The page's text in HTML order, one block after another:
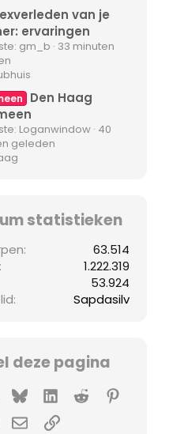
van je
ervaringen
gm_b 33 minuten
Den Haag
Loganwindow 40
geleden
statistieken
63.514
1.222.319
53.924
Sapdasilv
deze pagina
X (Twitter)
Bluesky LinkedInReddit
WhatsApp
E-mailkoppeling